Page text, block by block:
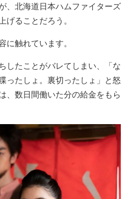
、北海道日本ハムファイターズ
げることだろう。
に触れています。
したことがバレてしまい、「な
ったしょ。裏切ったしょ」と怒
、数日間働いた分の給金をもら